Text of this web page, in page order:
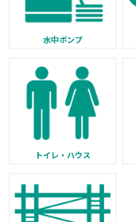
水中ポンプ
トイレ・ハウス